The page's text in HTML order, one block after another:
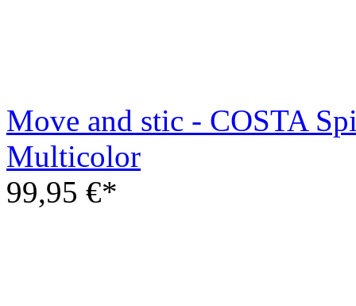
Move and stic - COSTA
Multicolor
99,95 €*